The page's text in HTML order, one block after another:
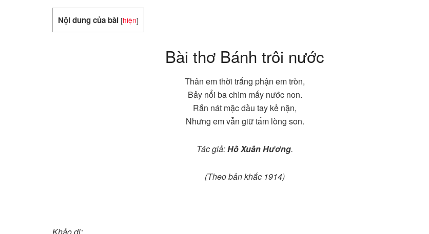
Nội dung của bài [hiện]
Bài thơ Bánh trôi nước
Thân em thời trắng phận em tròn,
Bảy nổi ba chìm mấy nước non.
Rắn nát mặc dầu tay kẻ nặn,
Nhưng em vẫn giữ tấm lòng son.
Tác giả:Hồ Xuân Hương.
(Theo bản khắc 1914)